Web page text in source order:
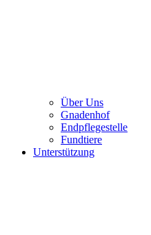
Über Uns
Gnadenhof
Endpflegestelle
Fundtiere
Unterstützung